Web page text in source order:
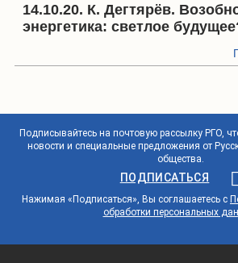
14.10.20. К. Дегтярёв.
энергетика: светлое
Подписывайтесь на почтовую рассылку РГО,
новости и специальные предложения от
общества.
ПОДПИСАТЬСЯ
Нажимая «Подписаться», Вы соглашаетесь с
обработки персональных